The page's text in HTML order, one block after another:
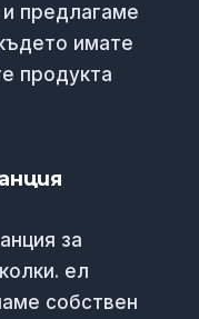
предлагаме
имате
продукта
за
ел
собствен